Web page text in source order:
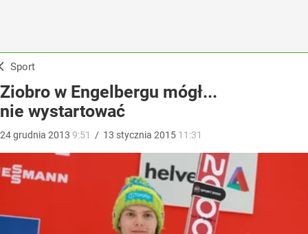
Sport
Ziobro w Engelbergu mógł...
nie wystartować
24grudnia 2013 9:51 / 13 stycznia 2015 11:31